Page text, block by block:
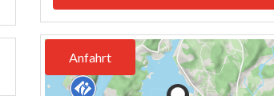
Anfahrt